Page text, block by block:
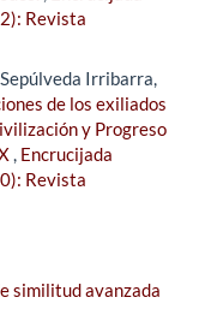
Revista
Irribarra,
de los exiliados
y Progreso
, Encrucijada
Revista
similitud avanzada